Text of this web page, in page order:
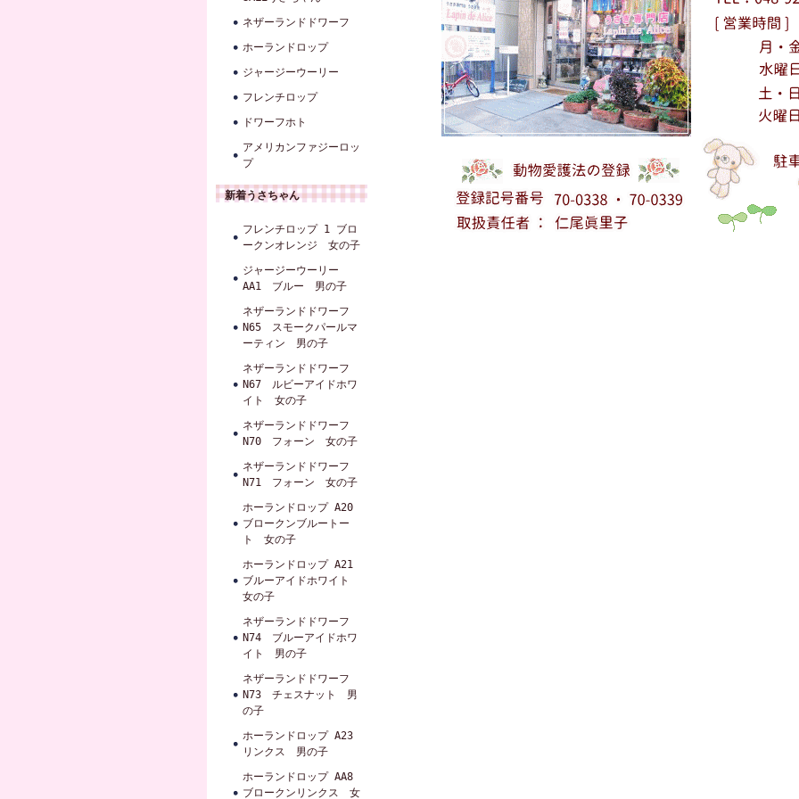
ネザーランドドワーフ
ホーランドロップ
ジャージーウーリー
フレンチロップ
ドワーフホト
アメリカンファジーロッ
プ
新着うさちゃん
フレンチロップ 1 ブロ
ークンオレンジ 女の子
ジャージーウーリー
AA1 ブルー 男の子
ネザーランドドワーフ
N65 スモークパールマ
ーティン 男の子
ネザーランドドワーフ
N67 ルビーアイドホワ
イト 女の子
ネザーランドドワーフ
N70 フォーン 女の子
ネザーランドドワーフ
N71 フォーン 女の子
ホーランドロップ A20
ブロークンブルートー
ト 女の子
ホーランドロップ A21
ブルーアイドホワイト
女の子
ネザーランドドワーフ
N74 ブルーアイドホワ
イト 男の子
ネザーランドドワーフ
N73 チェスナット 男
の子
ホーランドロップ A23
リンクス 男の子
ホーランドロップ AA8
ブロークンリンクス 女